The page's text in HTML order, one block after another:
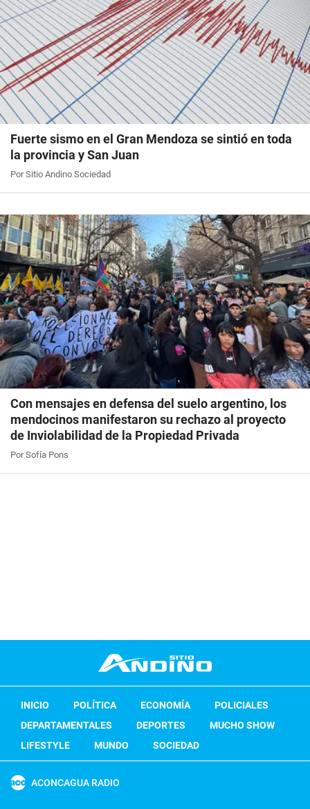
Fuerte sismo en el Gran Mendoza se sintió en toda
la provincia y San Juan
Por Sitio Andino Sociedad
Con mensajes en defensa del suelo argentino, los
mendocinos manifestaron su rechazo al proyecto
de Inviolabilidad de la Propiedad Privada
Por Sofía Pons
INICIO POLÍTICA ECONOMÍA
POLICIALES
DEPARTAMENTALES
DEPORTES
MUCHO SHOW
LIFESTYLE
MUNDO SOCIEDAD
ACONCAGUA RADIO